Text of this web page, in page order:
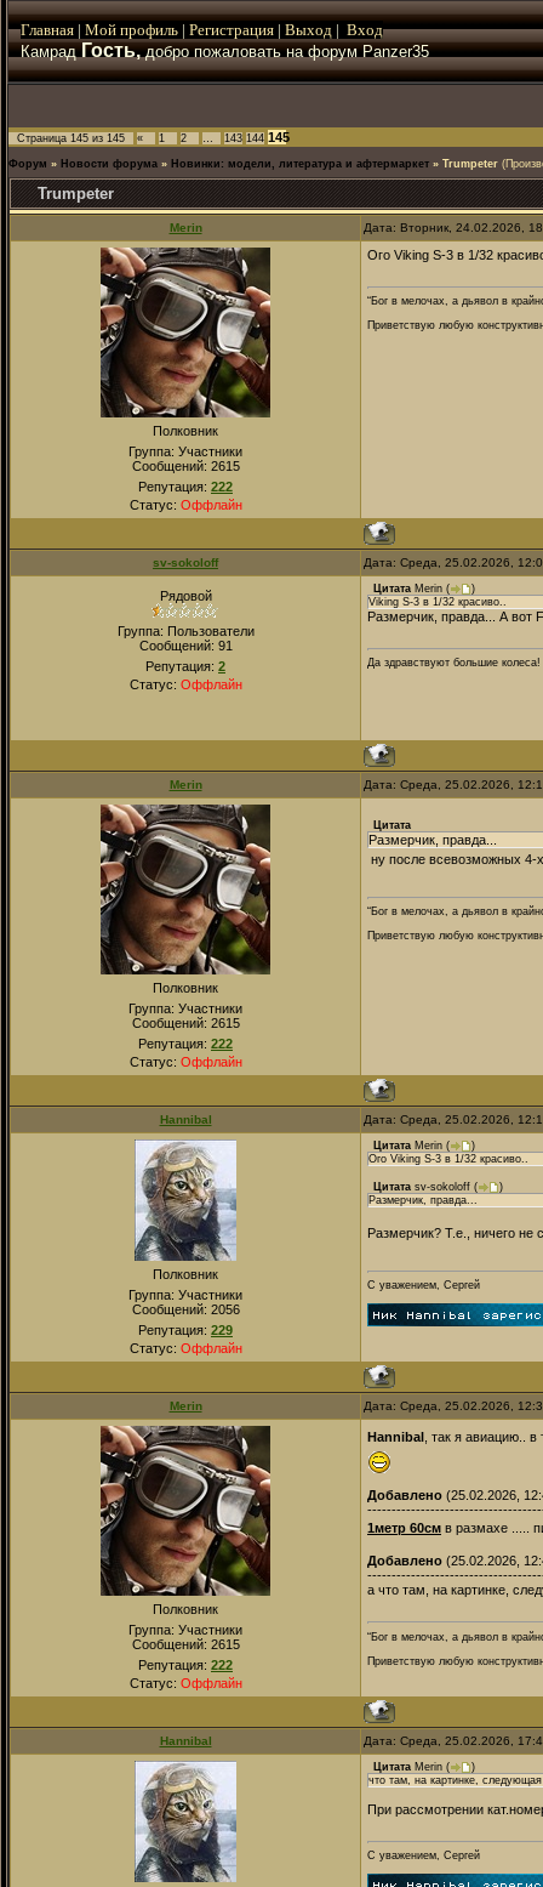
Главная | Мой профиль | Регистрация | Выход | Вход
КамрадГость,добро пожаловать на форум Panzer35
Страница 145 из 145 « 1 2 … 143 144 145
Форум » Новости форума » Новинки: модели, литература и афтермаркет » Trumpeter
Trumpeter
Merin Дата: Вторник, 24.02.2026,
Полковник
Группа: Участники
Сообщений: 2615
Репутация: 222
Статус: Оффлайн
Ого Viking S-3 в 1/32
“Бог в мелочах, а дьявол в
Приветствую любую
sv-sokoloff Дата: Среда, 25.02.2026,
Рядовой
Группа: Пользователи
Сообщений: 91
Репутация: 2
Статус: Оффлайн
Цитата Merin (
)
Viking S-3 в 1/32 красиво..
Размерчик, правда... А вот
Да здравствуют большие колеса!
Merin Дата: Среда, 25.02.2026,
Полковник
Группа: Участники
Сообщений: 2615
Репутация: 222
Статус: Оффлайн
Цитата
Размерчик, правда...
ну после всевозможных 4-
“Бог в мелочах, а дьявол в
Приветствую любую
Hannibal Дата: Среда, 25.02.2026,
Полковник
Группа: Участники
Сообщений: 2056
Репутация: 229
Статус: Оффлайн
Цитата Merin (
)
Ого Viking S-3 в 1/32 красиво..
Цитата sv-sokoloff (
)
Размерчик, правда...
Размерчик? Т.е., ничего
С уважением, Сергей
Merin Дата: Среда, 25.02.2026,
Полковник
Группа: Участники
Сообщений: 2615
Репутация: 222
Статус: Оффлайн
Hannibal , так я авиацию..
Добавлено (25.02.2026,
1метр 60см в размахе .....
Добавлено (25.02.2026,
а что там, на картинке,
“Бог в мелочах, а дьявол в
Приветствую любую
Hannibal Дата: Среда, 25.02.2026,
Цитата Merin (
)
что там, на картинке,
При рассмотрении
С уважением, Сергей